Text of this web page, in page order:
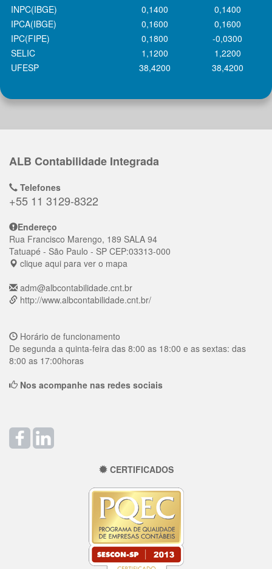
INPC(IBGE)
0,1400
0,1400
IPCA(IBGE)
0,1600
0,1600
IPC(FIPE)
0,1800
-0,0300
SELIC
1,1200
1,2200
UFESP
38,4200 38,4200
ALB Contabilidade Integrada
Telefones
+55 11 3129-8322
Endereço
Rua Francisco Marengo, 189 SALA 94
Tatuapé - São Paulo - SP CEP:03313-000
clique aqui para ver o mapa
adm@albcontabilidade.cnt.br
http://www.albcontabilidade.cnt.br/
Horário de funcionamento
De segunda a quinta-feira das 8:00 as 18:00 e as sextas: das
8:00 as 17:00horas
Nos acompanhe nas redes sociais
CERTIFICADOS